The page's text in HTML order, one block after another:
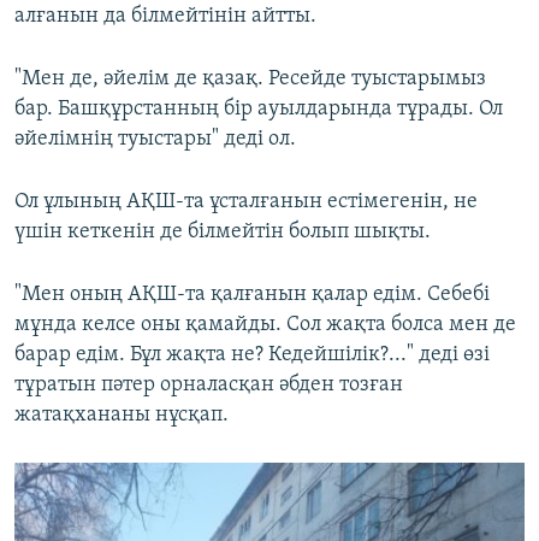
алғанын да білмейтінін айтты.
"Мен де, әйелім де қазақ. Ресейде туыстарымыз
бар. Башқұрстанның бір ауылдарында тұрады. Ол
әйелімнің туыстары" деді ол.
Ол ұлының АҚШ-та ұсталғанын естімегенін, не
үшін кеткенін де білмейтін болып шықты.
"Мен оның АҚШ-та қалғанын қалар едім. Себебі
мұнда келсе оны қамайды. Сол жақта болса мен де
барар едім. Бұл жақта не? Кедейшілік?..." деді өзі
тұратын пәтер орналасқан әбден тозған
жатақхананы нұсқап.